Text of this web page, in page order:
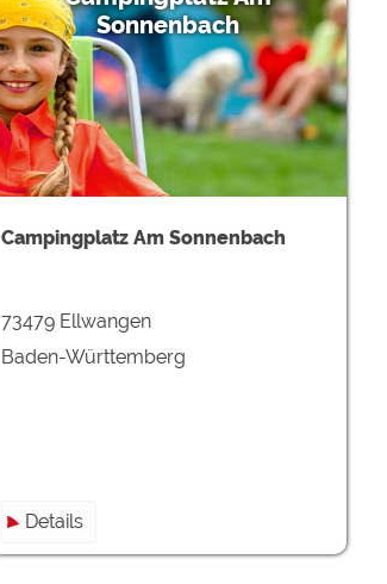
Sonnenbach
Campingplatz Am Sonnenbach
73479 Ellwangen
Baden-Württemberg
Details